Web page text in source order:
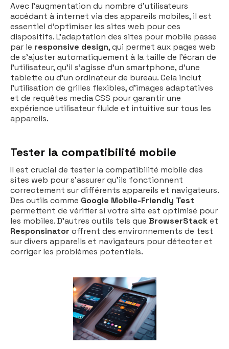
Avec l'augmentation du nombre d'utilisateurs
accédant à internet via des appareils mobiles, il est
essentiel d'optimiser les sites web pour ces
dispositifs. L'adaptation des sites pour mobile passe
par le responsive design, qui permet aux pages web
de s'ajuster automatiquement à la taille de l'écran de
l'utilisateur, qu'il s'agisse d'un smartphone, d'une
tablette ou d'un ordinateur de bureau. Cela inclut
l'utilisation de grilles flexibles, d'images adaptatives
et de requêtes media CSS pour garantir une
expérience utilisateur fluide et intuitive sur tous les
appareils.
Tester la compatibilité mobile
Il est crucial de tester la compatibilité mobile des
sites web pour s'assurer qu'ils fonctionnent
correctement sur différents appareils et navigateurs.
Des outils comme Google Mobile-Friendly Test
permettent de vérifier si votre site est optimisé pour
les mobiles. D'autres outils tels que BrowserStacket
Responsinator offrent des environnements de test
sur divers appareils et navigateurs pour détecter et
corriger les problèmes potentiels.